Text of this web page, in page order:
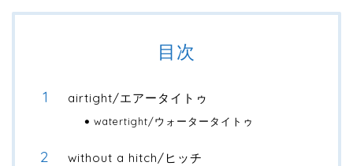
目次
airtight/エアータイトゥ
watertight/ウォータータイトゥ
without a hitch/ヒッチ